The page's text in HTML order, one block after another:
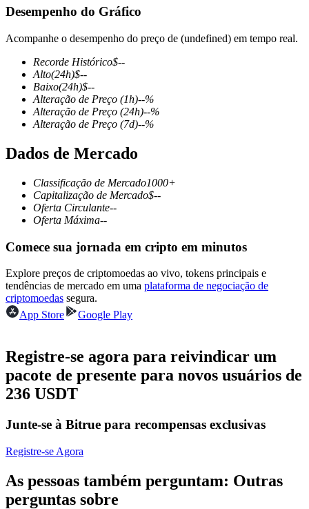
Futuros COIN-M
Futuros de criptomoeda
TradFi
Futuros de USDC
Futuros usando USDC como garantia
Copiar Trading
Desempenho do Gráfico
Acompanhe o desempenho do preço de (undefined) em tempo real.
Recorde Histórico$--
Alto(24h)$--
Baixo(24h)$--
Alteração de Preço (1h)--%
Alteração de Preço (24h)--%
Alteração de Preço (7d)--%
Dados de Mercado
Classificação de Mercado1000+
Capitalização de Mercado$--
Oferta Circulante--
Oferta Máxima--
Comece sua jornada em cripto em minutos
Explore preços de criptomoedas ao vivo, tokens principais e
tendências de mercado em uma plataforma de negociação de
criptomoedas segura.
App Store
Google Play
Registre-se agora para reivindicar um
pacote de presente para novos usuários de
236 USDT
Junte-se à Bitrue para recompensas exclusivas
Registre-se Agora
As pessoas também perguntam: Outras
perguntas sobre